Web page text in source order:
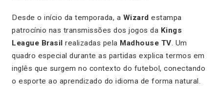
Desde o início da temporada, a Wizard estampa
patrocínio nas transmissões dos jogos da Kings
League Brasil realizadas pela Madhouse TV. Um
quadro especial durante as partidas explica termos em
inglês que surgem no contexto do futebol, conectando
o esporte ao aprendizado do idioma de forma natural.